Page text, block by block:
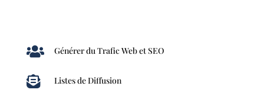
 Générer du Trafic Web et SEO
 Listes de Diffusion